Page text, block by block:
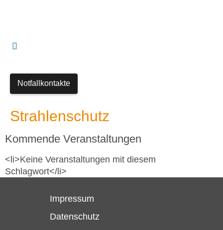
Notfallkontakte
Strahlenschutz
Kommende Veranstaltungen
<li>Keine Veranstaltungen mit diesem
Schlagwort</li>
Impressum
Datenschutz